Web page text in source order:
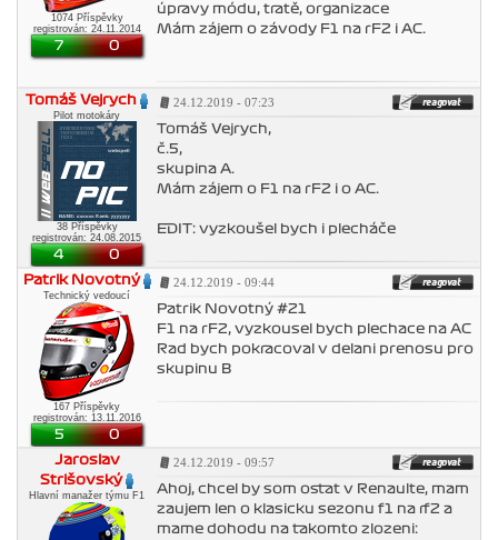
1074 Příspěvky
registrován: 24.11.2014
7 0
úpravy módu, tratě, organizace
Mám zájem o závody F1 na rF2 i AC.
Tomáš Vejrych
Pilot motokáry
38 Příspěvky
registrován: 24.08.2015
4 0
24.12.2019 - 07:23
Tomáš Vejrych,
č.5,
skupina A.
Mám zájem o F1 na rF2 i o AC.
EDIT: vyzkoušel bych i plecháče
Patrik Novotný
Technický vedoucí
167 Příspěvky
registrován: 13.11.2016
5 0
24.12.2019 - 09:44
Patrik Novotný #21
F1 na rF2, vyzkousel bych plechace na AC
Rad bych pokracoval v delani prenosu pro
skupinu B
Jaroslav
Strišovský
Hlavní manažer týmu F1
24.12.2019 - 09:57
Ahoj, chcel by som ostat v Renaulte, mam
zaujem len o klasicku sezonu f1 na rf2 a
mame dohodu na takomto zlozeni: